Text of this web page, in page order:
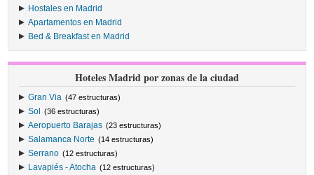
Hostales en Madrid
Apartamentos en Madrid
Bed & Breakfast en Madrid
Hoteles Madrid por zonas de la ciudad
Gran Via (47 estructuras)
Sol (36 estructuras)
Aeropuerto Barajas (23 estructuras)
Salamanca Norte (14 estructuras)
Serrano (12 estructuras)
Lavapiés - Atocha (12 estructuras)